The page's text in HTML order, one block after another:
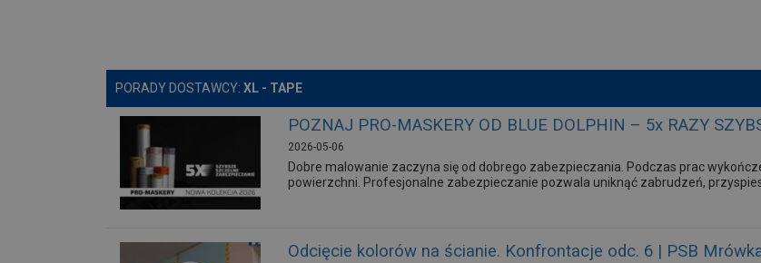
PORADY DOSTAWCY: XL - TAPE
POZNAJ PRO-MASKERY OD BLUE DOLPHIN – 5x RAZY
2026-05-06
Dobre malowanie zaczyna się od dobrego zabezpieczania. Podczas prac
powierzchni. Profesjonalne zabezpieczanie pozwala uniknąć zabrudzeń,
Odcięcie kolorów na ścianie. Konfrontacje odc. 6 | PSB